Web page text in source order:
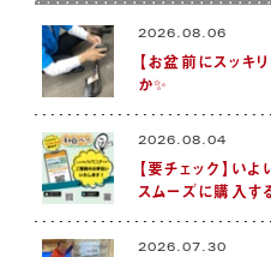
2026.08.06
【お盆前にスッキ
か✨
2026.08.04
【要チェック】い
スムーズに購入す
2026.07.30